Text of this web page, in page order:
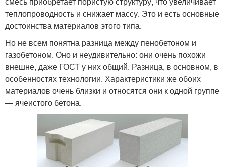
теплопроводность и снижает массу. Это и есть основные
достоинства материалов этого типа.
Но не всем понятна разница между пенобетоном и
газобетоном. Оно и неудивительно: они очень похожи
внешне, даже ГОСТ у них общий. Разница, в основном, в
особенностях технологии. Характеристики же обоих
материалов очень близки и относятся они к одной группе
— ячеистого бетона.